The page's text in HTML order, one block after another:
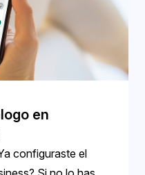
en
configuraste el